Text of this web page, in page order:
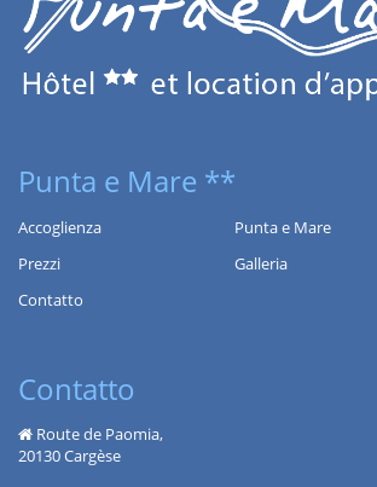
Punta e Mare **
Accoglienza
Punta e Mare
Prezzi
Galleria
Contatto
Contatto
Route de Paomia,
20130 Cargèse